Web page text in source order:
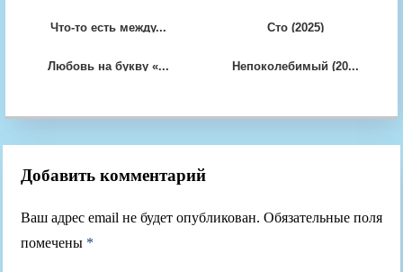
Что-то есть между... Сто (2025)
Любовь на букву «... Непоколебимый (20...
Добавить комментарий
Ваш адрес email не будет опубликован. Обязательные поля
помечены *